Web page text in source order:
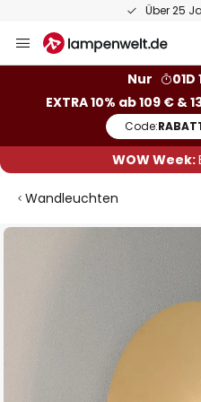
Über 25
Inhalt
Nur
01D
EXTRA 10% ab 109 € &
Code:
WOW Week:
Wandleuchten
Zum
springen